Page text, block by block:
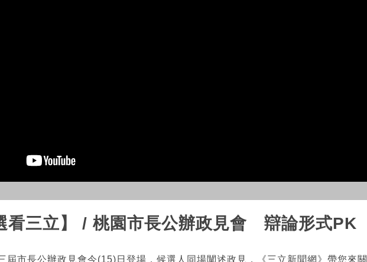
看三立】 / 桃園市長公辦政見會 辯論形式PK
屆市長公辦政見會今(15)日登場，候選人同場闡述政見，《三立新聞網》帶您來